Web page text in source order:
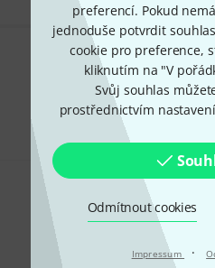
preferencí. Pokud
jednoduše potvrdit
cookie pro preference,
kliknutím na "V
Svůj souhlas
prostřednictvím
Odmítnout cookies
Impressum ·
Líbí se
Sdílet